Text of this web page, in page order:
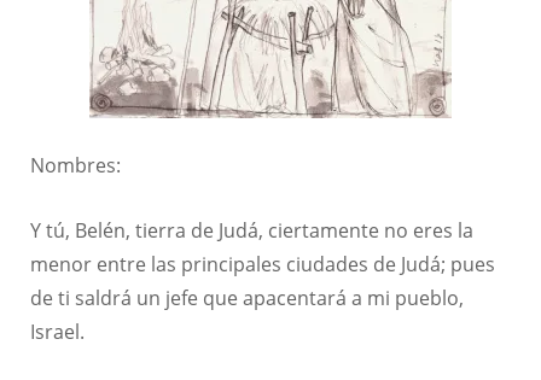
Nombres:
Y tú, Belén, tierra de Judá, ciertamente no eres la
menor entre las principales ciudades de Judá; pues
de ti saldrá un jefe que apacentará a mi pueblo,
Israel.